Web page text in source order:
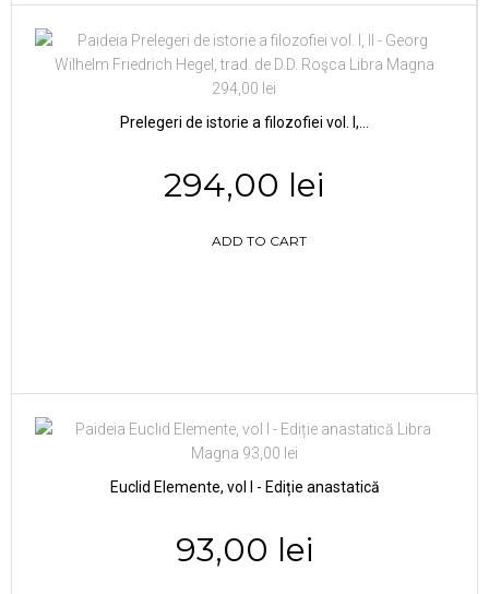
Prelegeri de istorie a filozofiei vol. I,...
294,00 lei
ADD TO CART
Euclid Elemente, vol I - Ediție anastatică
93,00 lei